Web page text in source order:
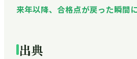
来年以降、合格点が戻った瞬間に
出典